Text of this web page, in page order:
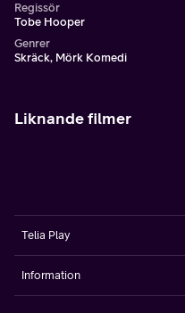
Regissör
Tobe Hooper
Genrer
Skräck, Mörk Komedi
Liknande filmer
Telia Play
Information